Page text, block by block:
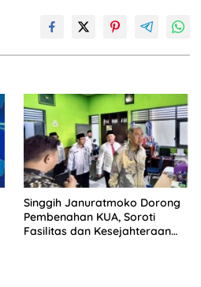
Singgih Januratmoko Dorong
Pembenahan KUA, Soroti
Fasilitas dan Kesejahteraan